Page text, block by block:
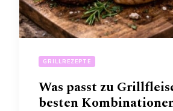
GRILLREZEPTE
Was passt zu
besten